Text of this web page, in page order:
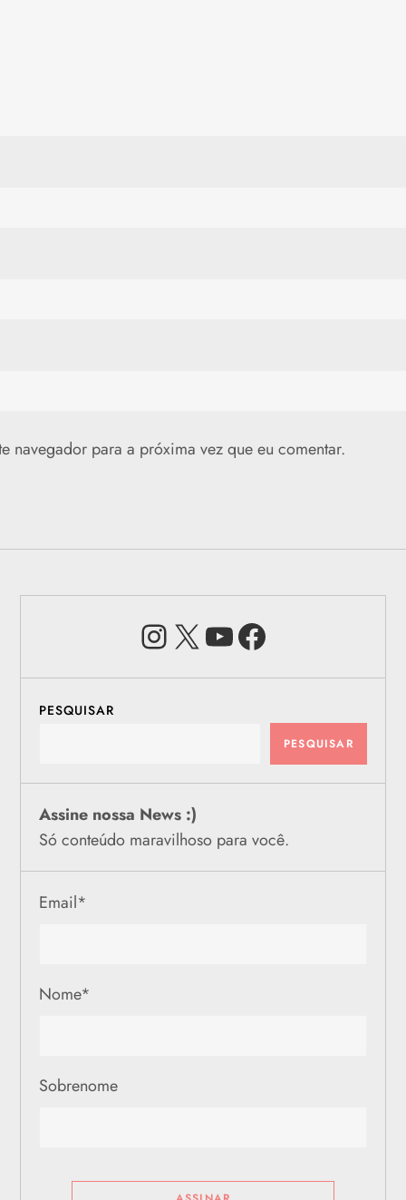
navegador para a próxima vez que eu comentar.
Instagram
X Youtube
PESQUISAR
PESQUISAR
Assine nossa News :)
Só conteúdo maravilhoso para você.
Email*
Nome*
Sobrenome